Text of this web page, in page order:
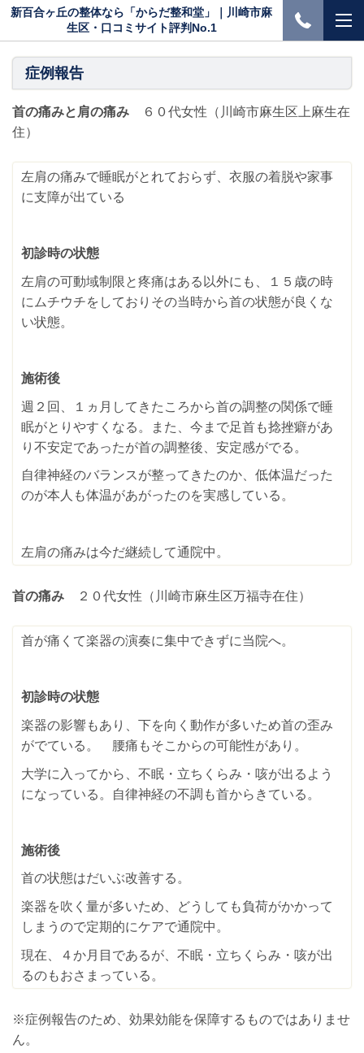
新百合ヶ丘の整体なら「からだ整和堂」｜川崎市麻
生区・口コミサイト評判No.1
症例報告
首の痛みと肩の痛み ６０代女性（川崎市麻生区上麻生在
住）
左肩の痛みで睡眠がとれておらず、衣服の着脱や家事
に支障が出ている
初診時の状態
左肩の可動域制限と疼痛はある以外にも、１５歳の時
にムチウチをしておりその当時から首の状態が良くな
い状態。
施術後
週２回、１ヵ月してきたころから首の調整の関係で睡
眠がとりやすくなる。また、今まで足首も捻挫癖があ
り不安定であったが首の調整後、安定感がでる。
自律神経のバランスが整ってきたのか、低体温だった
のが本人も体温があがったのを実感している。
左肩の痛みは今だ継続して通院中。
首の痛み ２０代女性（川崎市麻生区万福寺在住）
首が痛くて楽器の演奏に集中できずに当院へ。
初診時の状態
楽器の影響もあり、下を向く動作が多いため首の歪み
がでている。 腰痛もそこからの可能性があり。
大学に入ってから、不眠・立ちくらみ・咳が出るよう
になっている。自律神経の不調も首からきている。
施術後
首の状態はだいぶ改善する。
楽器を吹く量が多いため、どうしても負荷がかかって
しまうので定期的にケアで通院中。
現在、４か月目であるが、不眠・立ちくらみ・咳が出
るのもおさまっている。
※症例報告のため、効果効能を保障するものではありませ
ん。